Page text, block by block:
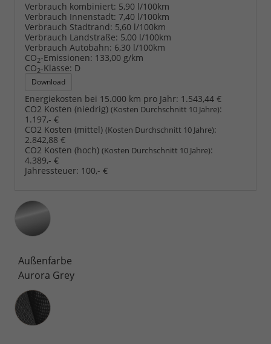
Verbrauch kombiniert: 5,90 l/100km
Verbrauch Innenstadt: 7,40 l/100km
Verbrauch Stadtrand: 5,60 l/100km
Verbrauch Landstraße: 5,00 l/100km
Verbrauch Autobahn: 6,30 l/100km
CO2-Emissionen: 133,00 g/km
CO2-Klasse: D
Download
Energiekosten bei 15.000 km pro Jahr: 1.543,44 €
CO2 Kosten (niedrig) (Kosten Durchschnitt 10 Jahre):
1.197,- €
CO2 Kosten (mittel) (Kosten Durchschnitt 10 Jahre):
2.842,88 €
CO2 Kosten (hoch) (Kosten Durchschnitt 10 Jahre):
4.389,- €
Jahressteuer: 100,- €
Außenfarbe
Aurora Grey
Innenausstattung